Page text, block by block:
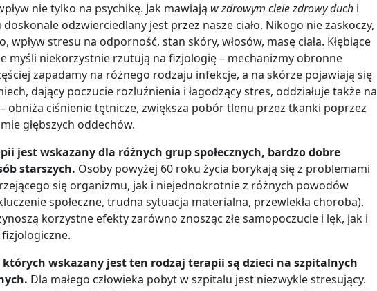
nie tylko na psychikę. Jak mawiają w zdrowym ciele zdrowy duch i
odzwierciedlany jest przez nasze ciało. Nikogo nie zaskoczy,
stresu na odporność, stan skóry, włosów, masę ciała. Kłębiące
myśli niekorzystnie rzutują na fizjologię – mechanizmy obronne
zapadamy na różnego rodzaju infekcje, a na skórze pojawiają się
dający poczucie rozluźnienia i łagodzący stres, oddziałuje także na
obniża ciśnienie tętnicze, zwiększa pobór tlenu przez tkanki poprzez
głębszych oddechów.
jest wskazany dla różnych grup społecznych, bardzo dobre
starszych. Osoby powyżej 60 roku życia borykają się z problemami
się organizmu, jak i niejednokrotnie z różnych powodów
społeczne, trudna sytuacja materialna, przewlekła choroba).
korzystne efekty zarówno znosząc złe samopoczucie i lęk, jak i
wskazany jest ten rodzaj terapii są dzieci na szpitalnych
Dla małego człowieka pobyt w szpitalu jest niezwykle stresujący.